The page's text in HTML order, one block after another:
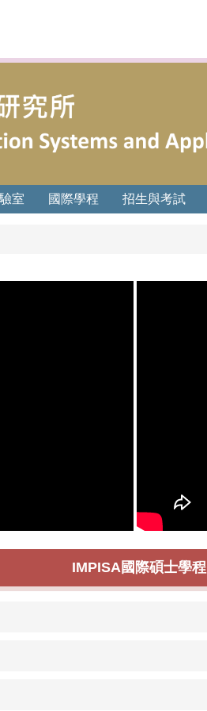
室 國際學程 招生與考試
IMPISA國際碩士學程